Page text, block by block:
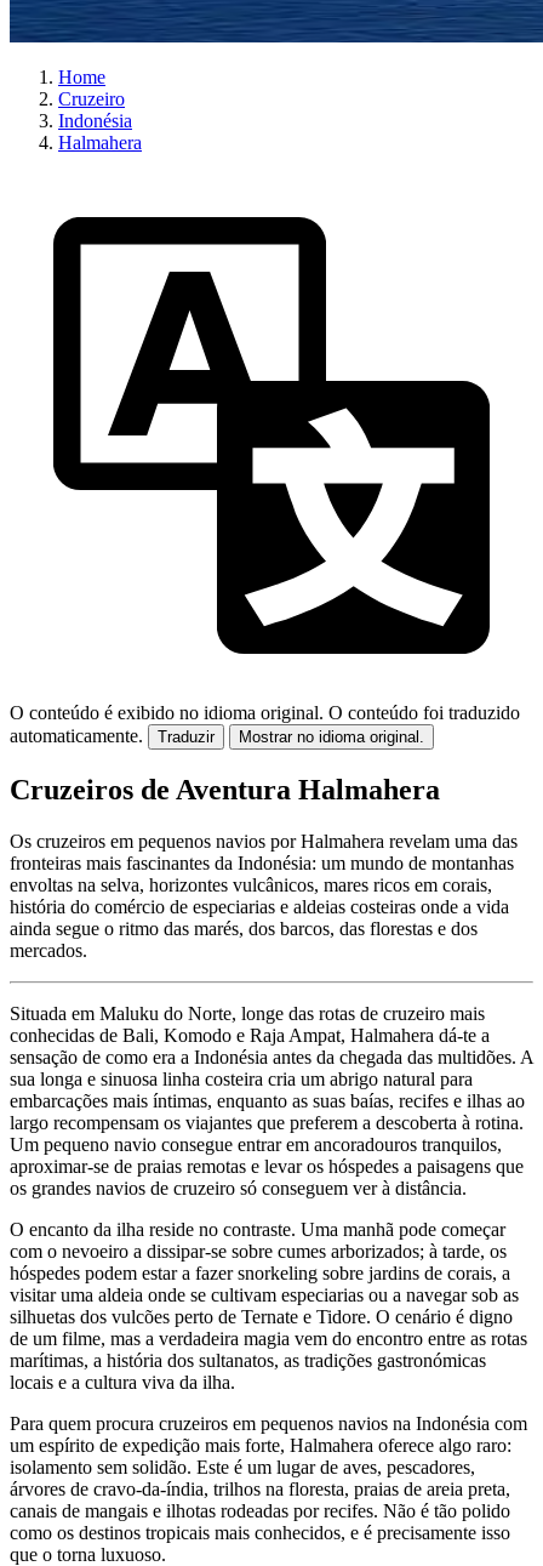
Home
Cruzeiro
Indonésia
Halmahera
O conteúdo é exibido no idioma original. O conteúdo foi traduzido
automaticamente.
Traduzir Mostrar no idioma original.
Cruzeiros de Aventura Halmahera
Os cruzeiros em pequenos navios por Halmahera revelam uma das
fronteiras mais fascinantes da Indonésia: um mundo de montanhas
envoltas na selva, horizontes vulcânicos, mares ricos em corais,
história do comércio de especiarias e aldeias costeiras onde a vida
ainda segue o ritmo das marés, dos barcos, das florestas e dos
mercados.
Situada em Maluku do Norte, longe das rotas de cruzeiro mais
conhecidas de Bali, Komodo e Raja Ampat, Halmahera dá-te a
sensação de como era a Indonésia antes da chegada das multidões. A
sua longa e sinuosa linha costeira cria um abrigo natural para
embarcações mais íntimas, enquanto as suas baías, recifes e ilhas ao
largo recompensam os viajantes que preferem a descoberta à rotina.
Um pequeno navio consegue entrar em ancoradouros tranquilos,
aproximar-se de praias remotas e levar os hóspedes a paisagens que
os grandes navios de cruzeiro só conseguem ver à distância.
O encanto da ilha reside no contraste. Uma manhã pode começar
com o nevoeiro a dissipar-se sobre cumes arborizados; à tarde, os
hóspedes podem estar a fazer snorkeling sobre jardins de corais, a
visitar uma aldeia onde se cultivam especiarias ou a navegar sob as
silhuetas dos vulcões perto de Ternate e Tidore. O cenário é digno
de um filme, mas a verdadeira magia vem do encontro entre as rotas
marítimas, a história dos sultanatos, as tradições gastronómicas
locais e a cultura viva da ilha.
Para quem procura cruzeiros em pequenos navios na Indonésia com
um espírito de expedição mais forte, Halmahera oferece algo raro:
isolamento sem solidão. Este é um lugar de aves, pescadores,
árvores de cravo-da-índia, trilhos na floresta, praias de areia preta,
canais de mangais e ilhotas rodeadas por recifes. Não é tão polido
como os destinos tropicais mais conhecidos, e é precisamente isso
que o torna luxuoso.